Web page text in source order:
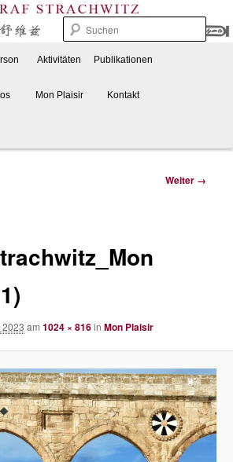
Graf Strachwitz
Praxis
Aktivitäten Publikationen
Mon Plaisir Kontakt
Weiter →
2023 am1024 × 816inMon Plaisir